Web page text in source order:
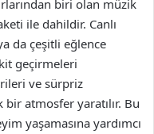
biri olan müzik
ile dahildir. Canlı
da çeşitli eğlence
geçirmeleri
ve sürpriz
atmosfer yaratılır. Bu
yaşamasına yardımcı